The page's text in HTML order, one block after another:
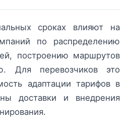
сроках влияют на
по распределению
построению маршрутов
Для перевозчиков это
адаптации тарифов в
доставки и внедрения